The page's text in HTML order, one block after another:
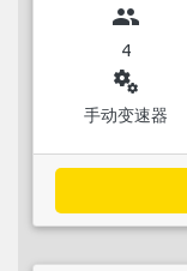
group
4
miscellaneous_services
手动变速器